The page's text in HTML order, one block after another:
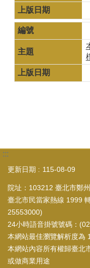
:::
更新日期 115-08-09
院址：103212 臺北市鄭
臺北市民當家熱線 1999
25553000)
24小時語音掛號號碼：
本網站最佳瀏覽解析度為
本網站內容所有權歸臺北
或做商業用途